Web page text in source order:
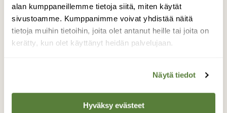
alan kumppaneillemme tietoja siitä, miten käytät
sivustoamme. Kumppanimme voivat yhdistää näitä
tietoja muihin tietoihin, joita olet antanut heille tai joita on
kerätty, kun olet käyttänyt heidän palvelujaan.
Näytä tiedot
Hyväksy evästeet
1. Punainen linssitahna
3 dl punaisia linssejä (kuivia, ennen
keittämistä)
1 luomusitruunan mehu ja raastettu kuori